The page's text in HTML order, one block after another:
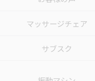
マッサージチェア
サブスク